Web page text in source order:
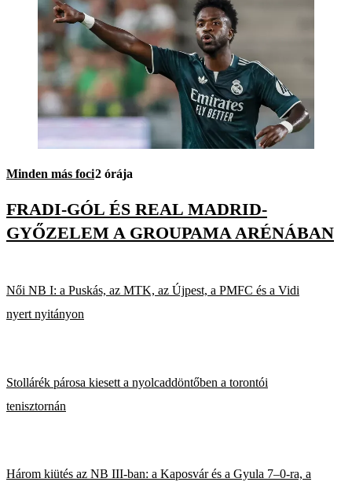
Minden más foci2 órája
FRADI-GÓL ÉS REAL MADRID-
GYŐZELEM A GROUPAMA ARÉNÁBAN
Női NB I: a Puskás, az MTK, az Újpest, a PMFC és a Vidi
nyert nyitányon
Stollárék párosa kiesett a nyolcaddöntőben a torontói
tenisztornán
Három kiütés az NB III-ban: a Kaposvár és a Gyula 7–0-ra, a